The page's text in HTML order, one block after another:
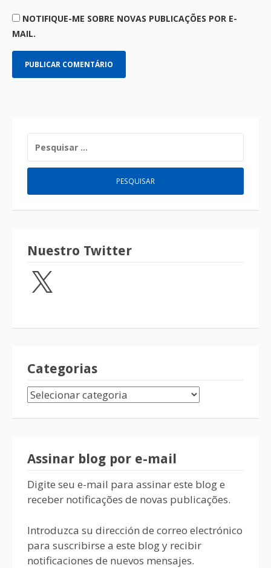
NOTIFIQUE-ME SOBRE NOVAS PUBLICAÇÕES POR E-
MAIL.
Nuestro Twitter
Categorias
Assinar blog por e-mail
Digite seu e-mail para assinar este blog e
receber notificações de novas publicações.
Introduzca su dirección de correo electrónico
para suscribirse a este blog y recibir
notificaciones de nuevos mensajes.